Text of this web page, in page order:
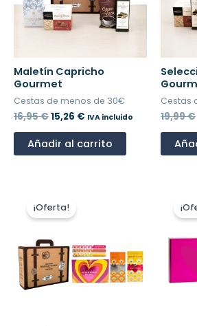
Maletín Capricho
Gourmet
Cestas de menos de 30€
16,95€15,26 € IVA incluido
Añadir al carrito
Cestas
19,99€
precio
original
16,50 €.
¡Oferta!